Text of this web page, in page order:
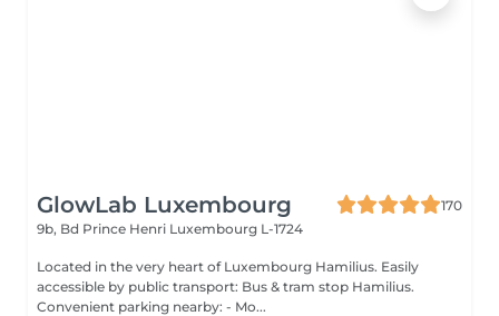
GlowLab Luxembourg
170
9b, Bd Prince Henri Luxembourg L-1724
Located in the very heart of Luxembourg Hamilius. Easily
accessible by public transport: Bus & tram stop Hamilius.
Convenient parking nearby: - Mo...